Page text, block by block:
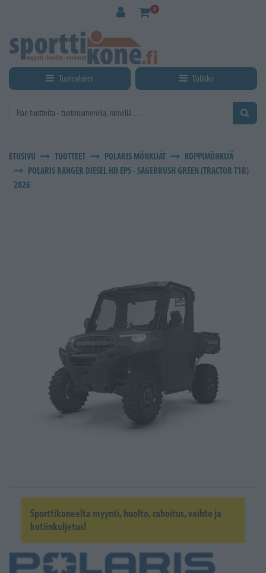
0
Tuotealueet Valikko
ETUSIVU TUOTTEET POLARIS MÖNKIJÄT
KOPPIMÖNKIJÄ
POLARIS RANGER DIESEL HD EPS - SAGEBRUSH GREEN (TRACTOR T1B)
2026
Sporttikoneelta myynti, huolto, rahoitus, vaihto ja
kotiinkuljetus!